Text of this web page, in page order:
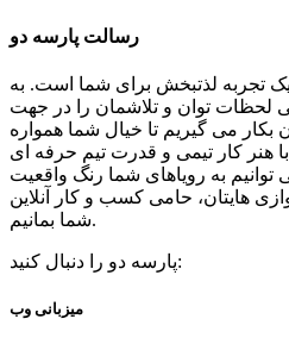
رسالت پارسه دو
تجربه لذتبخش برای شما است. به
تمامی لحظات توان و تلاشمان را در جهت
بکار می گیریم تا خیال شما همواره
هنر کار تیمی و قدرت تیم حرفه ای
به رویاهای شما رنگ واقعیت
هایتان، حامی کسب و کار آنلاین
شما بمانیم.
پارسه دو را دنبال کنید:
میزبانی وب